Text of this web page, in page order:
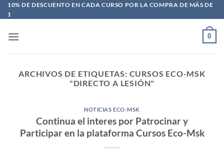
Saltar
al
10% DE DESCUENTO EN CADA CURSO POR LA COMPRA DE MÁS DE
1
0
ARCHIVOS DE ETIQUETAS: CURSOS ECO-MSK
"DIRECTO A LESIÓN"
NOTICIAS ECO-MSK
Continua el interes por Patrocinar y
Participar en la plataforma Cursos Eco-Msk